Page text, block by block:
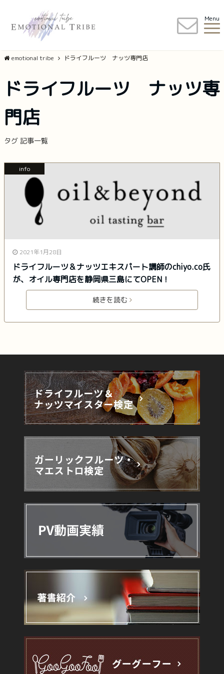
Menu
emotional tribe ドライフルーツ ナッツ専門店
ドライフルーツ ナッツ専
門店
タグ 記事一覧
info
2021年1月28日
ドライフルーツ＆ナッツエキスパート講師のchiyo.co氏
が、オイル専門店を静岡県三島にてOPEN！
続きを読む